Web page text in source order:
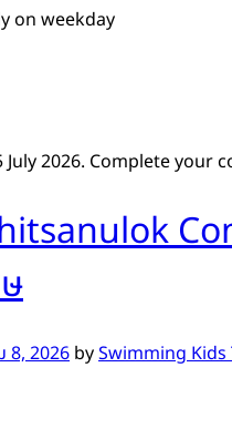
on weekday
2026. Complete your
8, 2026 bySwimming